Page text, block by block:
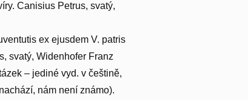
Canisius Petrus, svatý,
ex ejusdem V. patris
svatý, Widenhofer Franz
– jediné vyd. v češtině,
nám není známo).